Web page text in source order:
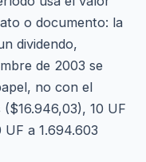
o documento: la
dividendo,
de 2003 se
no con el
10 UF
a 1.694.603